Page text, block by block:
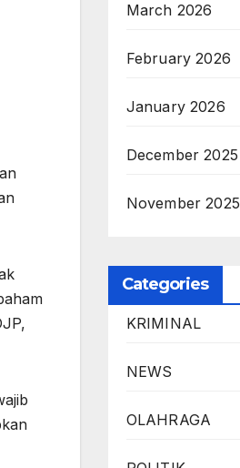
March 2026
February 2026
January 2026
December 2025
November 2025
Categories
KRIMINAL
NEWS
OLAHRAGA